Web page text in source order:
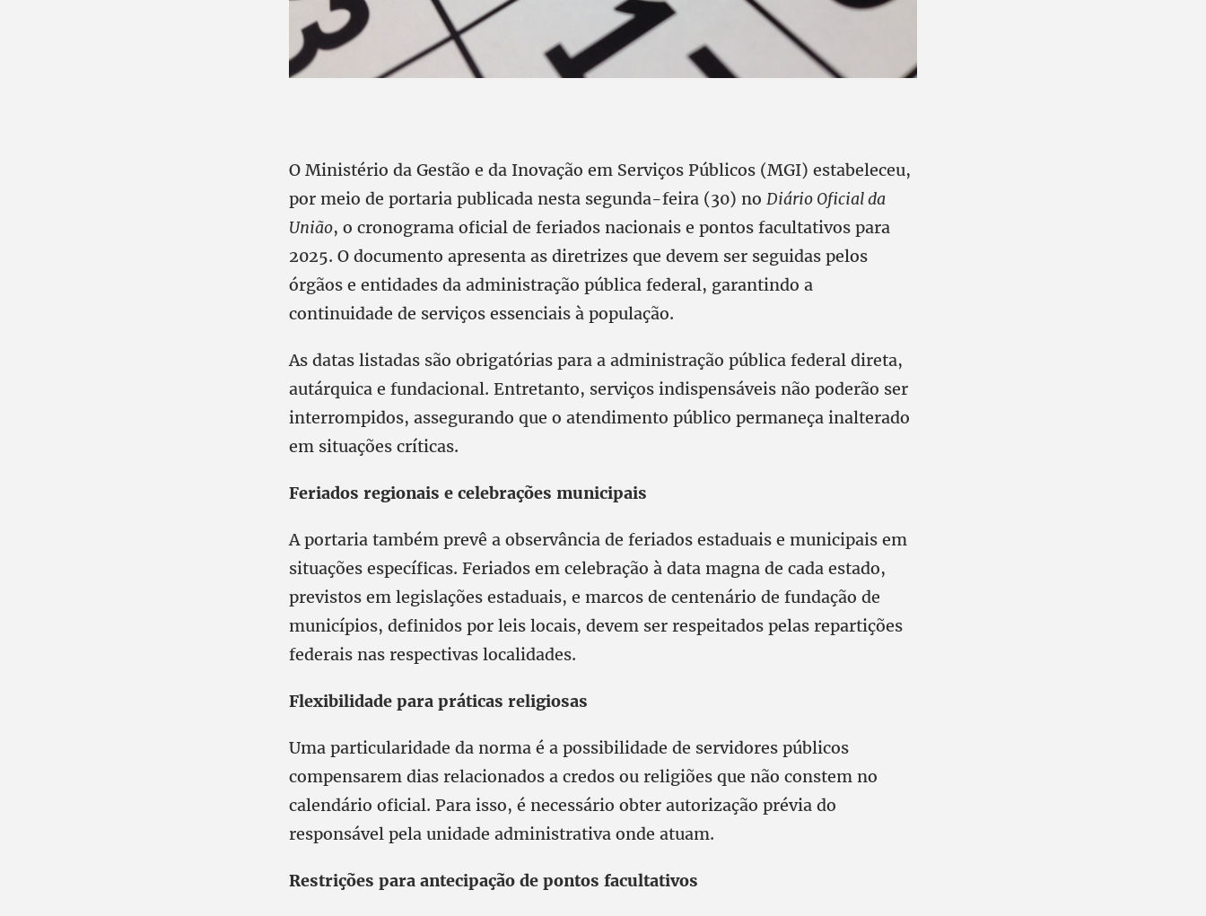
O Ministério da Gestão e da Inovação em Serviços Públicos (MGI) estabeleceu,
por meio de portaria publicada nesta segunda-feira (30) no Diário Oficial da
União, o cronograma oficial de feriados nacionais e pontos facultativos para
2025. O documento apresenta as diretrizes que devem ser seguidas pelos
órgãos e entidades da administração pública federal, garantindo a
continuidade de serviços essenciais à população.
As datas listadas são obrigatórias para a administração pública federal direta,
autárquica e fundacional. Entretanto, serviços indispensáveis não poderão ser
interrompidos, assegurando que o atendimento público permaneça inalterado
em situações críticas.
Feriados regionais e celebrações municipais
A portaria também prevê a observância de feriados estaduais e municipais em
situações específicas. Feriados em celebração à data magna de cada estado,
previstos em legislações estaduais, e marcos de centenário de fundação de
municípios, definidos por leis locais, devem ser respeitados pelas repartições
federais nas respectivas localidades.
Flexibilidade para práticas religiosas
Uma particularidade da norma é a possibilidade de servidores públicos
compensarem dias relacionados a credos ou religiões que não constem no
calendário oficial. Para isso, é necessário obter autorização prévia do
responsável pela unidade administrativa onde atuam.
Restrições para antecipação de pontos facultativos